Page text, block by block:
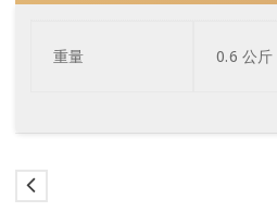
重量 0.6 公斤